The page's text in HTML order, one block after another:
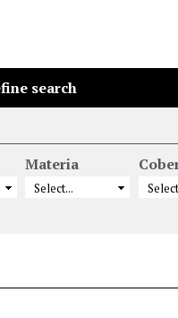
search
Materia